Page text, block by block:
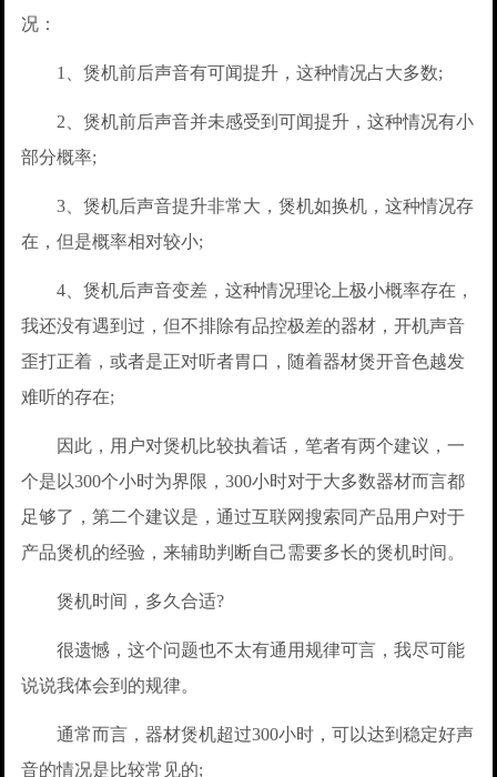
况：
1、煲机前后声音有可闻提升，这种情况占大多数;
2、煲机前后声音并未感受到可闻提升，这种情况有小
部分概率;
3、煲机后声音提升非常大，煲机如换机，这种情况存
在，但是概率相对较小;
4、煲机后声音变差，这种情况理论上极小概率存在，
我还没有遇到过，但不排除有品控极差的器材，开机声音
歪打正着，或者是正对听者胃口，随着器材煲开音色越发
难听的存在;
因此，用户对煲机比较执着话，笔者有两个建议，一
个是以300个小时为界限，300小时对于大多数器材而言都
足够了，第二个建议是，通过互联网搜索同产品用户对于
产品煲机的经验，来辅助判断自己需要多长的煲机时间。
煲机时间，多久合适?
很遗憾，这个问题也不太有通用规律可言，我尽可能
说说我体会到的规律。
通常而言，器材煲机超过300小时，可以达到稳定好声
音的情况是比较常见的;